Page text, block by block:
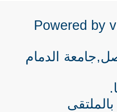
Powered by
الدمام